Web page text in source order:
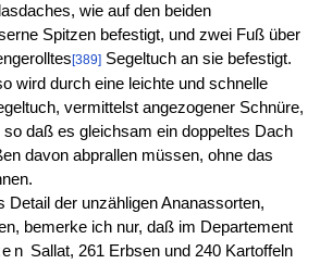
wie auf den beiden
Spitzen befestigt, und zwei Fuß über
[389]Segeltuch an sie befestigt.
wird durch eine leichte und schnelle
vermittelst angezogener Schnüre,
daß es gleichsam ein doppeltes Dach
davon abprallen müssen, ohne das
Detail der unzähligen Ananassorten,
bemerke ich nur, daß im Departement
Sallat, 261 Erbsen und 240 Kartoffeln